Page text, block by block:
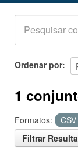
Organizações
Grupos
Sobre
Ordenar por
1
Formatos: CSV
Filtrar